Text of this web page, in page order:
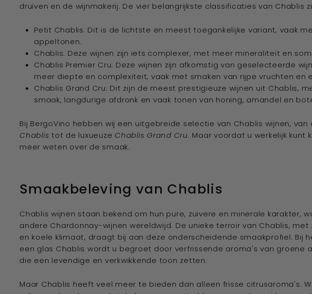
druiven en de wijnmakerij. De vier belangrijkste classificaties van Chablis
Petit Chablis: Dit is de lichtste en meest toegankelijke variant, vaak
appeltonen.
Chablis: Deze wijnen zijn iets complexer, met meer mineraliteit en
Chablis Premier Cru: Deze wijnen zijn afkomstig van geselecteerde
meer diepte en complexiteit, vaak met smaken van rijpe vruchten en
Chablis Grand Cru: Dit zijn de meest prestigieuze wijnen uit Chablis,
smaak, langdurige afdronk en vaak tonen van honing, amandel en
Bij BergoVino hebben wij een uitgebreide selectie van Chablis wijnen, van
Chablis tot de luxueuze Chablis Grand Cru. Maar voordat u werkelijk kunt
meer weten over de smaak.
Smaakbeleving van Chablis
Chablis wijnen staan bekend om hun pure, zuivere en minerale karakter,
andere Chardonnay-wijnen wereldwijd. De unieke terroir van Chablis, met
en koele klimaat, draagt bij aan deze onderscheidende smaakprofiel. Bij
een glas Chablis wordt u begroet door verfrissende aroma's van groene
die een levendige en verkwikkende toon zetten.
Maar Chablis heeft veel meer te bieden dan alleen frisse citrusaroma's.